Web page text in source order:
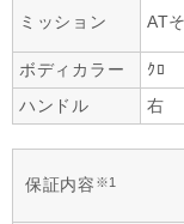
ミッション AT
ボディカラー
ｸﾛ
ハンドル
右
保証内容 ※1